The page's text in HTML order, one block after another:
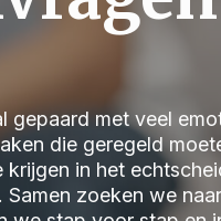
gepaard met veel
die geregeld
in het
zoeken we